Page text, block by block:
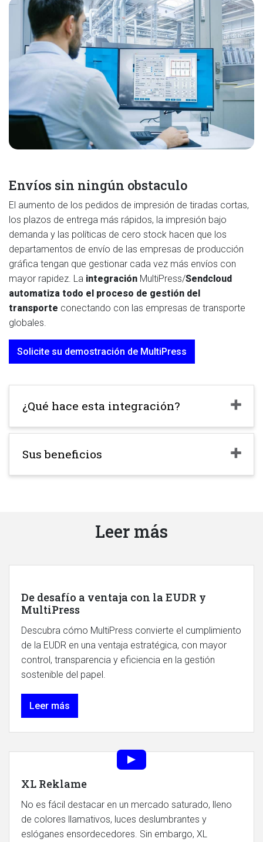
Envíos sin ningún obstaculo
El aumento de los pedidos de impresión de tiradas cortas,
los plazos de entrega más rápidos, la impresión bajo
demanda y las políticas de cero stock hacen que los
departamentos de envío de las empresas de producción
gráfica tengan que gestionar cada vez más envíos con
mayor rapidez. La integración MultiPress/Sendcloud
automatiza todo el proceso de gestión del
transporte conectando con las empresas de transporte
globales.
Solicite su demostración de MultiPress
¿Qué hace esta integración?
Sus beneficios
Leer más
De desafío a ventaja con la EUDR y
MultiPress
Descubra cómo MultiPress convierte el cumplimiento
de la EUDR en una ventaja estratégica, con mayor
control, transparencia y eficiencia en la gestión
sostenible del papel.
Leer más
XL Reklame
No es fácil destacar en un mercado saturado, lleno
de colores llamativos, luces deslumbrantes y
eslóganes ensordecedores. Sin embargo, XL